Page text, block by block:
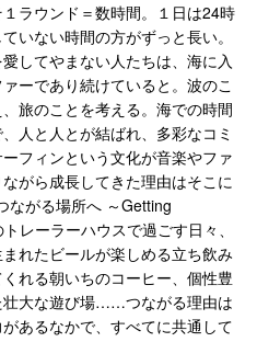
ラウンド＝数時間。１日は24時
いない時間の方がずっと長い。
してやまない人たちは、海に入
ーであり続けていると。波のこ
旅のことを考える。海での時間
人と人とが結ばれ、多彩なコミ
フィンという文化が音楽やファ
がら成長してきた理由はそこに
ながる場所へ ～Getting
レーラーハウスで過ごす日々、
れたビールが楽しめる立ち飲み
れる朝いちのコーヒー、個性豊
壮大な遊び場……つながる理由は
あるなかで、すべてに共通して